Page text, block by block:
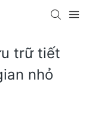
trữ tiết
nhỏ